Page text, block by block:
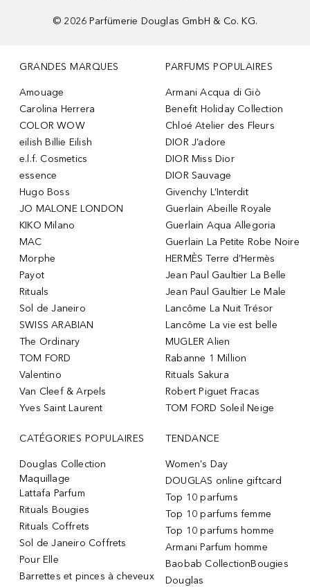
© 2026 Parfümerie Douglas GmbH & Co. KG.
GRANDES MARQUES
Amouage
Carolina Herrera
COLOR WOW
eilish Billie Eilish
e.l.f. Cosmetics
essence
Hugo Boss
JO MALONE LONDON
KIKO Milano
MAC
Morphe
Payot
Rituals
Sol de Janeiro
SWISS ARABIAN
The Ordinary
TOM FORD
Valentino
Van Cleef & Arpels
Yves Saint Laurent
PARFUMS POPULAIRES
Armani Acqua di Giò
Benefit Holiday Collection
Chloé Atelier des Fleurs
DIOR J’adore
DIOR Miss Dior
DIOR Sauvage
Givenchy L’Interdit
Guerlain Abeille Royale
Guerlain Aqua Allegoria
Guerlain La Petite Robe Noire
HERMÈS Terre d’Hermès
Jean Paul Gaultier La Belle
Jean Paul Gaultier Le Male
Lancôme La Nuit Trésor
Lancôme La vie est belle
MUGLER Alien
Rabanne 1 Million
Rituals Sakura
Robert Piguet Fracas
TOM FORD Soleil Neige
CATÉGORIES POPULAIRES
Douglas Collection
Maquillage
Lattafa Parfum
Rituals Bougies
Rituals Coffrets
Sol de Janeiro Coffrets
Pour Elle
Barrettes et pinces à cheveux
TENDANCE
Women's Day
DOUGLAS online giftcard
Top 10 parfums
Top 10 parfums femme
Top 10 parfums homme
Armani Parfum homme
Baobab CollectionBougies
Douglas